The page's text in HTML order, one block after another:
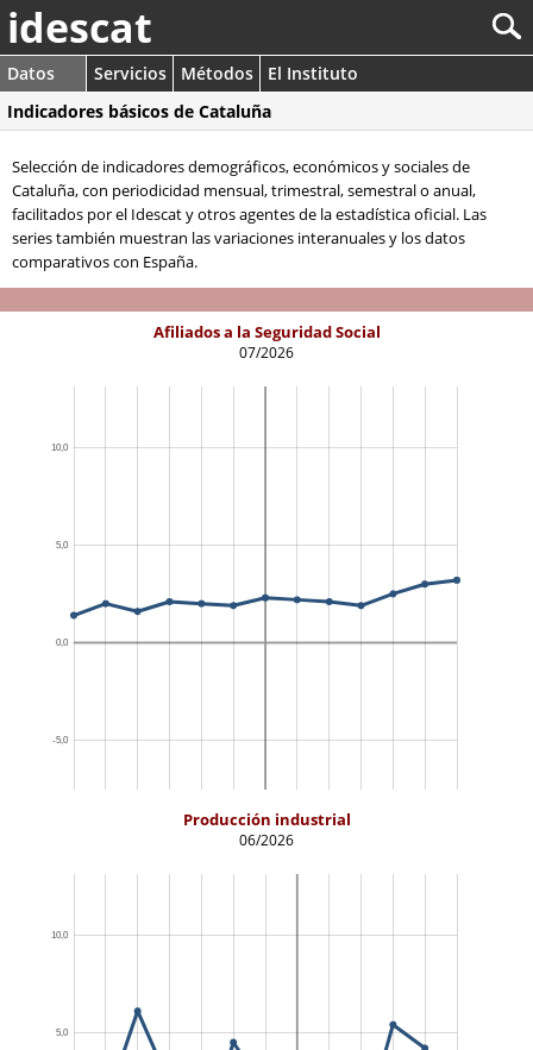
idescat
Datos Servicios Métodos
El Instituto
Indicadores básicos de Cataluña
Selección de indicadores demográficos, económicos y sociales de
Cataluña, con periodicidad mensual, trimestral, semestral o anual,
facilitados por el Idescat y otros agentes de la estadística oficial. Las
series también muestran las variaciones interanuales y los datos
comparativos con España.
Afiliados a la Seguridad Social
07/2026
Producción industrial
06/2026